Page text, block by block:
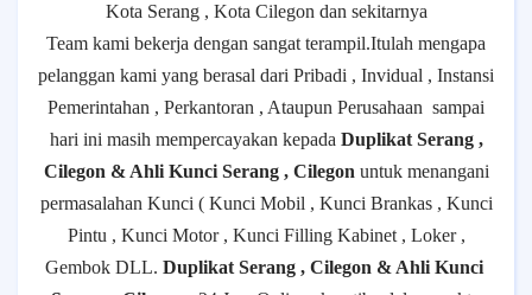
Kota Serang , Kota Cilegon dan sekitarnya
Team kami bekerja dengan sangat terampil.Itulah mengapa
pelanggan kami yang berasal dari Pribadi , Invidual , Instansi
Pemerintahan , Perkantoran , Ataupun Perusahaan sampai
hari ini masih mempercayakan kepada Duplikat Serang ,
Cilegon & Ahli Kunci Serang , Cilegon untuk menangani
permasalahan Kunci ( Kunci Mobil , Kunci Brankas , Kunci
Pintu , Kunci Motor , Kunci Filling Kabinet , Loker ,
Gembok DLL. Duplikat Serang , Cilegon & Ahli Kunci